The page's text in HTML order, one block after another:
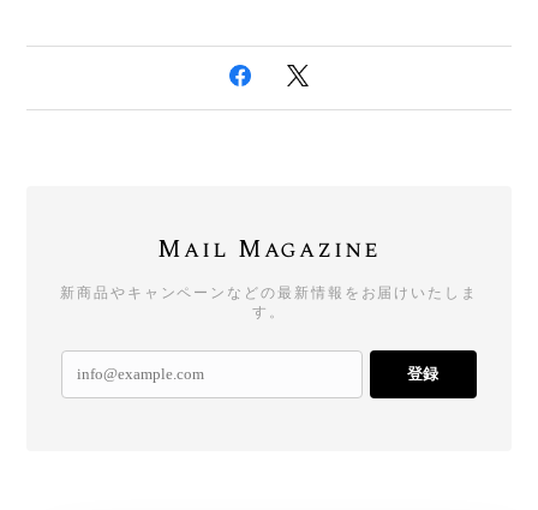
Mail Magazine
新商品やキャンペーンなどの最新情報をお届けいたしま
す。
登録